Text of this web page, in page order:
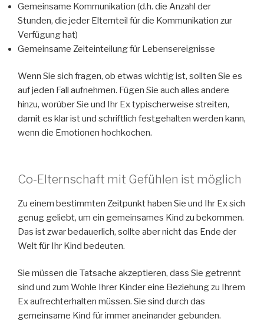
Gemeinsame Kommunikation (d.h. die Anzahl der
Stunden, die jeder Elternteil für die Kommunikation zur
Verfügung hat)
Gemeinsame Zeiteinteilung für Lebensereignisse
Wenn Sie sich fragen, ob etwas wichtig ist, sollten Sie es
auf jeden Fall aufnehmen. Fügen Sie auch alles andere
hinzu, worüber Sie und Ihr Ex typischerweise streiten,
damit es klar ist und schriftlich festgehalten werden kann,
wenn die Emotionen hochkochen.
Co-Elternschaft mit Gefühlen ist möglich
Zu einem bestimmten Zeitpunkt haben Sie und Ihr Ex sich
genug geliebt, um ein gemeinsames Kind zu bekommen.
Das ist zwar bedauerlich, sollte aber nicht das Ende der
Welt für Ihr Kind bedeuten.
Sie müssen die Tatsache akzeptieren, dass Sie getrennt
sind und zum Wohle Ihrer Kinder eine Beziehung zu Ihrem
Ex aufrechterhalten müssen. Sie sind durch das
gemeinsame Kind für immer aneinander gebunden.